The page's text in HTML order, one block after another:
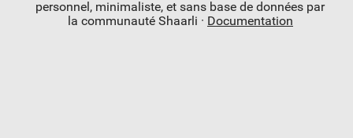
personnel, minimaliste, et sans base de données par
la communauté Shaarli · Documentation